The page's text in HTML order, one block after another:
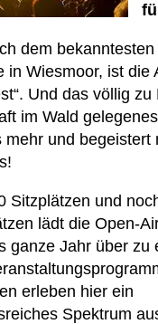
dem
in Wiesmoor, ist die
Und das völlig
im Wald
mehr und begeistert
Sitzplätzen und
lädt die Open-
ganze Jahr über zu
erleben hier ein
Spektrum